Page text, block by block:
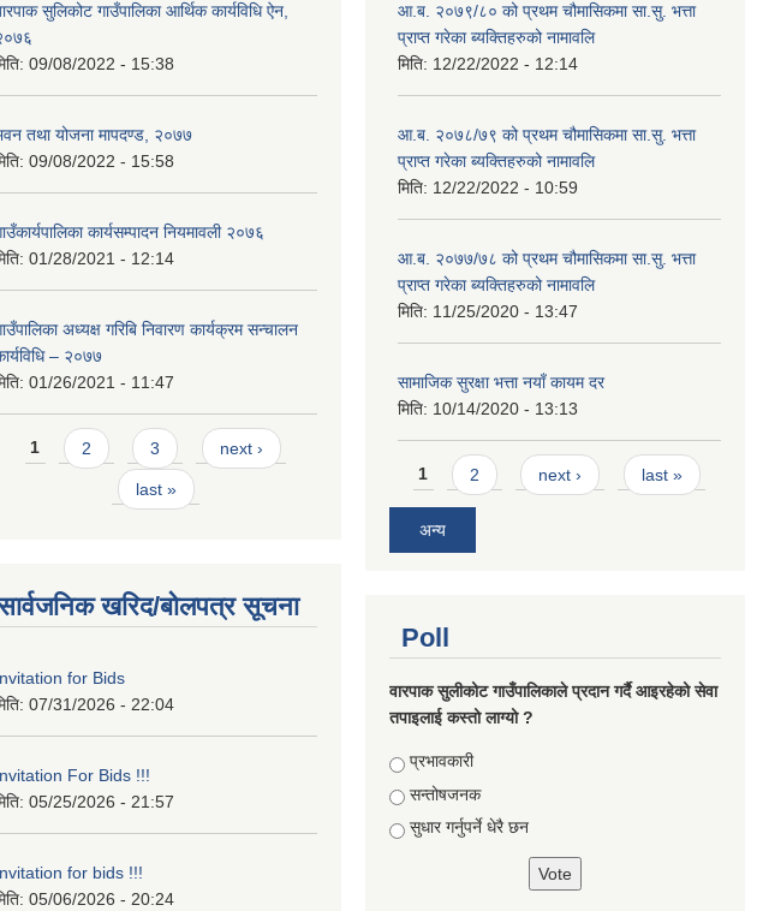
सुलिकोट गाउँपालिका आर्थिक कार्यविधि ऐन,
09/08/2022 - 15:38
तथा योजना मापदण्ड, २०७७
09/08/2022 - 15:58
कार्यसम्पादन नियमावली २०७६
01/28/2021 - 12:14
अध्यक्ष गरिबि निवारण कार्यक्रम सन्चालन
– २०७७
01/26/2021 - 11:47
Pages
1 2 3 next ›
last »
खरिद/बोलपत्र सूचना
for Bids
07/31/2026 - 22:04
For Bids !!!
05/25/2026 - 21:57
for bids !!!
05/06/2026 - 20:24
आ.ब. २०७९/८० को प्रथम चौमासिकमा सा.सु. भत्ता
प्राप्त गरेका ब्यक्तिहरुको नामावलि
मिति: 12/22/2022 - 12:14
आ.ब. २०७८/७९ को प्रथम चौमासिकमा सा.सु. भत्ता
प्राप्त गरेका ब्यक्तिहरुको नामावलि
मिति: 12/22/2022 - 10:59
आ.ब. २०७७/७८ को प्रथम चौमासिकमा सा.सु. भत्ता
प्राप्त गरेका ब्यक्तिहरुको नामावलि
मिति: 11/25/2020 - 13:47
सामाजिक सुरक्षा भत्ता नयाँ कायम दर
मिति: 10/14/2020 - 13:13
Pages
1 2 next › last »
अन्य
Poll
वारपाक सुलीकोट गाउँपालिकाले प्रदान गर्दै आइरहेको सेवा
तपाइलाई कस्तो लाग्यो ?
Choices
प्रभावकारी
सन्तोषजनक
सुधार गर्नुपर्ने धेरै छन